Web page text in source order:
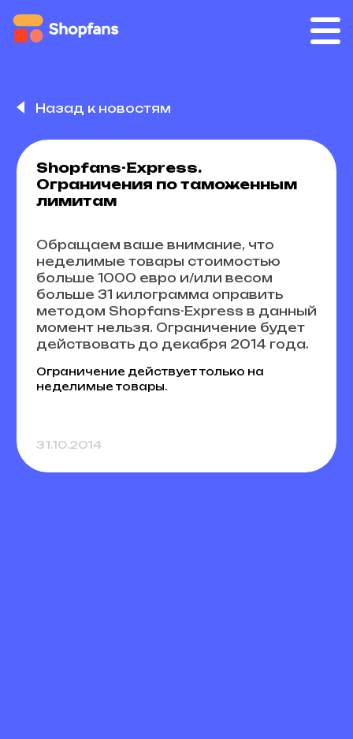
Назад к новостям
Shopfans-Express.
Ограничения по таможенным
лимитам
Обращаем ваше внимание, что
неделимые товары стоимостью
больше 1000 евро и/или весом
больше 31 килограмма оправить
методом Shopfans-Express в данный
момент нельзя. Ограничение будет
действовать до декабря 2014 года.
Ограничение действует только на
неделимые товары.
31.10.2014